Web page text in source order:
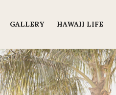
GALLERY HAWAII LIFE